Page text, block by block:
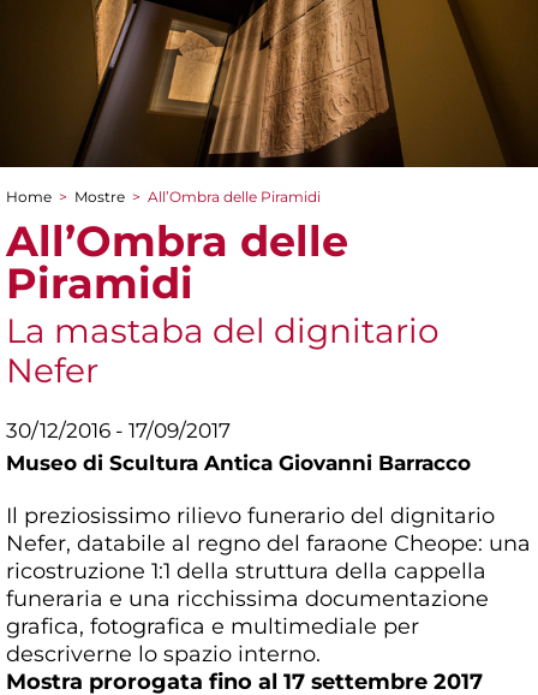
Tu sei qui
Home > Mostre > All’Ombra delle Piramidi
All’Ombra delle
Piramidi
La mastaba del dignitario
Nefer
30/12/2016 - 17/09/2017
Museo di Scultura Antica Giovanni Barracco
Il preziosissimo rilievo funerario del dignitario
Nefer, databile al regno del faraone Cheope: una
ricostruzione 1:1 della struttura della cappella
funeraria e una ricchissima documentazione
grafica, fotografica e multimediale per
descriverne lo spazio interno.
Mostra prorogata fino al 17 settembre 2017